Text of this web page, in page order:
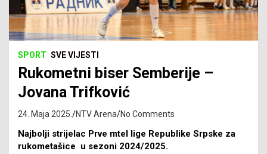
SPORT SVE VIJESTI
Rukometni biser Semberije –
Jovana Trifković
24. Maja 2025. NTV Arena No Comments
Najbolji strijelac Prve mtel lige Republike Srpske za
rukometašice u sezoni 2024/2025.